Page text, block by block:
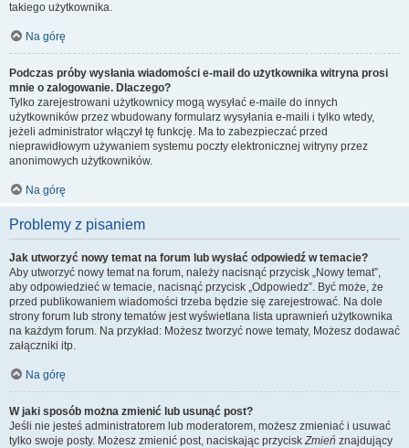
takiego użytkownika.
Na górę
Podczas próby wysłania wiadomości e-mail do użytkownika witryna prosi
mnie o zalogowanie. Dlaczego?
Tylko zarejestrowani użytkownicy mogą wysyłać e-maile do innych
użytkowników przez wbudowany formularz wysyłania e-maili i tylko wtedy,
jeżeli administrator włączył tę funkcję. Ma to zabezpieczać przed
nieprawidłowym używaniem systemu poczty elektronicznej witryny przez
anonimowych użytkowników.
Na górę
Problemy z pisaniem
Jak utworzyć nowy temat na forum lub wysłać odpowiedź w temacie?
Aby utworzyć nowy temat na forum, należy nacisnąć przycisk „Nowy temat”,
aby odpowiedzieć w temacie, nacisnąć przycisk „Odpowiedz”. Być może, że
przed publikowaniem wiadomości trzeba będzie się zarejestrować. Na dole
strony forum lub strony tematów jest wyświetlana lista uprawnień użytkownika
na każdym forum. Na przykład: Możesz tworzyć nowe tematy, Możesz dodawać
załączniki itp.
Na górę
W jaki sposób można zmienić lub usunąć post?
Jeśli nie jesteś administratorem lub moderatorem, możesz zmieniać i usuwać
tylko swoje posty. Możesz zmienić post, naciskając przyciskZmień znajdujący